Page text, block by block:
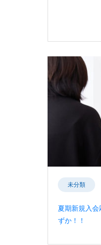
未分類
夏期新規入
ずか！！